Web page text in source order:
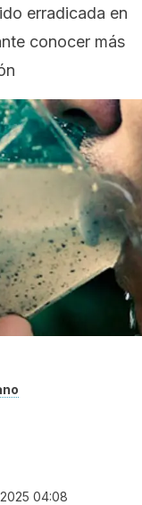
erradicada en
conocer más
04:08